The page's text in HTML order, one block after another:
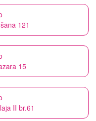
121
15
II br.61